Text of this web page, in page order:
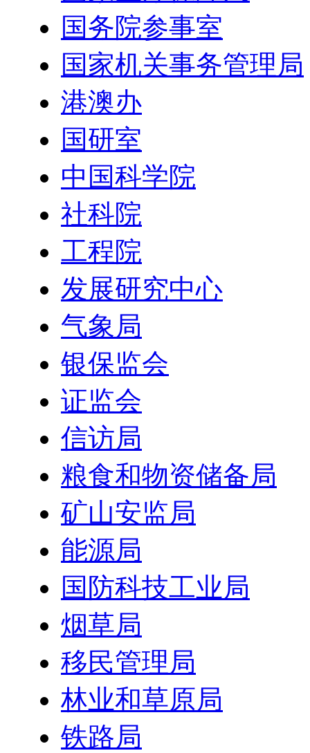
国务院参事室
国家机关事务管理局
港澳办
国研室
中国科学院
社科院
工程院
发展研究中心
气象局
银保监会
证监会
信访局
粮食和物资储备局
矿山安监局
能源局
国防科技工业局
烟草局
移民管理局
林业和草原局
铁路局